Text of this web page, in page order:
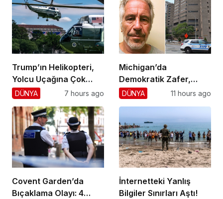
Trump’ın Helikopteri,
Yolcu Uçağına Çok
Yaklaştı!
DÜNYA 7 hours ago
Michigan’da
Demokratik Zafer,
Cumhuriyetçilere
DÜNYA 11 hours ago
Covent Garden’da
Bıçaklama Olayı: 4
İnternetteki Yanlış
Bilgiler Sınırları Aştı!